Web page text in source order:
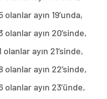
ayın 19’unda,
olanlar ayın 20’sinde,
ayın 21’sinde,
olanlar ayın 22’sinde,
olanlar ayın 23’ünde,